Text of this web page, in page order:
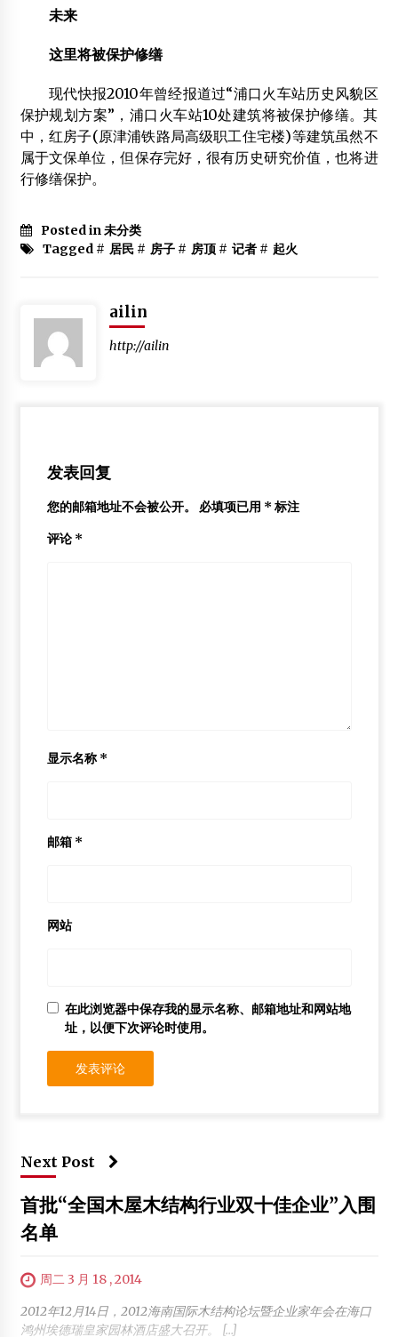
未来
这里将被保护修缮
现代快报2010年曾经报道过“浦口火车站历史风貌区
保护规划方案”，浦口火车站10处建筑将被保护修缮。其
中，红房子(原津浦铁路局高级职工住宅楼)等建筑虽然不
属于文保单位，但保存完好，很有历史研究价值，也将进
行修缮保护。
Posted in 未分类
Tagged # 居民# 房子# 房顶# 记者# 起火
ailin
http://ailin
发表回复
您的邮箱地址不会被公开。 必填项已用 * 标注
评论 *
显示名称 *
邮箱 *
网站
在此浏览器中保存我的显示名称、邮箱地址和网站地
址，以便下次评论时使用。
Next Post
首批“全国木屋木结构行业双十佳企业”入围
名单
周二 3 月 18 , 2014
2012年12月14日，2012海南国际木结构论坛暨企业家年会在海口
鸿州埃德瑞皇家园林酒店盛大召开。 […]